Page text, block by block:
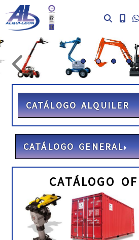
prev
CATÁLOGO ALQUILER
CATÁLOGO GENERAL
CATÁLOGO